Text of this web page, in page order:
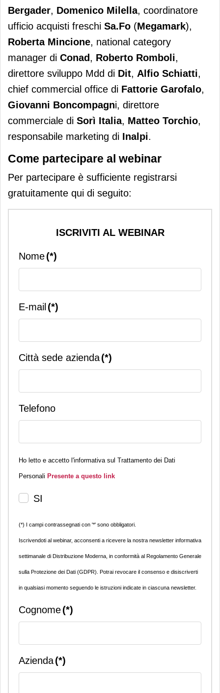
Bergader, Domenico Milella, coordinatore
ufficio acquisti freschi Sa.Fo (Megamark),
Roberta Mincione, national category
manager di Conad, Roberto Romboli,
direttore sviluppo Mdd di Dit, Alfio Schiatti,
chief commercial office di Fattorie Garofalo,
Giovanni Boncompagni, direttore
commerciale di Sorì Italia, Matteo Torchio,
responsabile marketing di Inalpi.
Come partecipare al webinar
Per partecipare è sufficiente registrarsi
gratuitamente qui di seguito:
ISCRIVITI AL WEBINAR
Nome(*)
E-mail (*)
Città sede azienda(*)
Telefono
Ho letto e accetto l'informativa sul Trattamento dei Dati
Personali Presente a questo link
SI
(*) I campi contrassegnati con '*' sono obbligatori.
Iscrivendoti al webinar, acconsenti a ricevere la nostra newsletter informativa
settimanale di Distribuzione Moderna, in conformità al Regolamento Generale
sulla Protezione dei Dati (GDPR). Potrai revocare il consenso e disiscriverti
in qualsiasi momento seguendo le istruzioni indicate in ciascuna newsletter.
Cognome(*)
Azienda(*)